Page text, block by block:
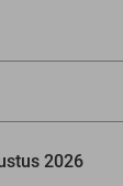
2026